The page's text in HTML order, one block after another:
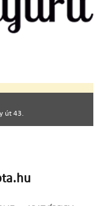
út 43.